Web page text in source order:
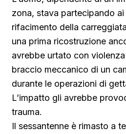
zona, stava partecipando
rifacimento della
una prima ricostruzione
avrebbe urtato con
braccio meccanico di un
durante le operazioni di
L’impatto gli avrebbe
trauma.
Il sessantenne è rimasto a